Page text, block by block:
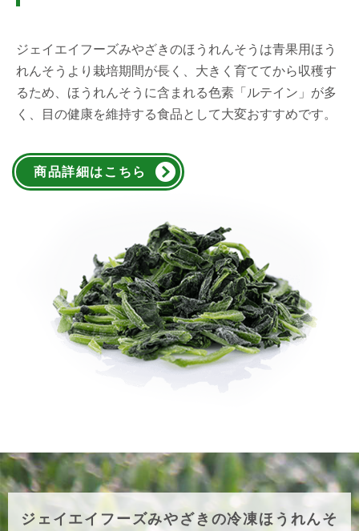
ジェイエイフーズみやざきのほうれんそうは青果用ほう
れんそうより栽培期間が長く、大きく育ててから収穫す
るため、ほうれんそうに含まれる色素「ルテイン」が多
く、目の健康を維持する食品として大変おすすめです。
商品詳細はこちら
ジェイエイフーズみやざきの冷凍ほうれんそ